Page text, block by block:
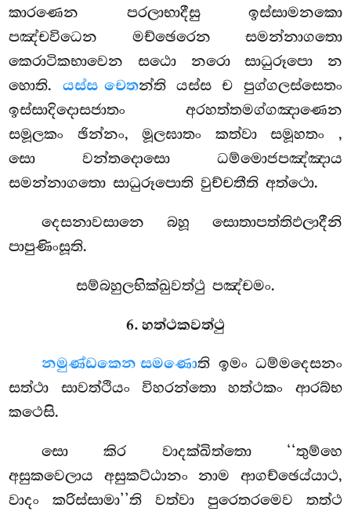
කාරණෙන පරලාභාදීසු ඉස්සාමනකො
පඤ්චවිධෙන මච්ඡෙරෙන සමන්නාගතො
කෙරාටිකභාවෙන සඨො නරො සාධුරූපො න
හොති. යස්ස චෙතන්ති යස්ස ච පුග්ගලස්සෙතං
ඉස්සාදිදොසජාතං අරහත්තමග්ගඤාණෙන
සමූලකං ඡින්නං, මූලඝාතං කත්වා සමූහතං ,
සො වන්තදොසො ධම්මොජපඤ්ඤාය
සමන්නාගතො සාධුරූපොති වුච්චතීති අත්ථො.
දෙසනාවසානෙ බහූ සොතාපත්තිඵලාදීනි
පාපුණිංසූති.
සම්බහුලභික්ඛුවත්ථු පඤ්චමං.
6. හත්ථකවත්ථු
නමුණ්ඩකෙන සමණොති ඉමං ධම්මදෙසනං
සත්ථා සාවත්ථියං විහරන්තො හත්ථකං ආරබ්භ
කථෙසි.
සො කිර වාදක්ඛිත්තො ‘‘තුම්හෙ
අසුකවෙලාය අසුකට්ඨානං නාම ආගච්ඡෙය්යාථ,
වාදං කරිස්සාමා’’ති වත්වා පුරෙතරමෙව තත්ථ